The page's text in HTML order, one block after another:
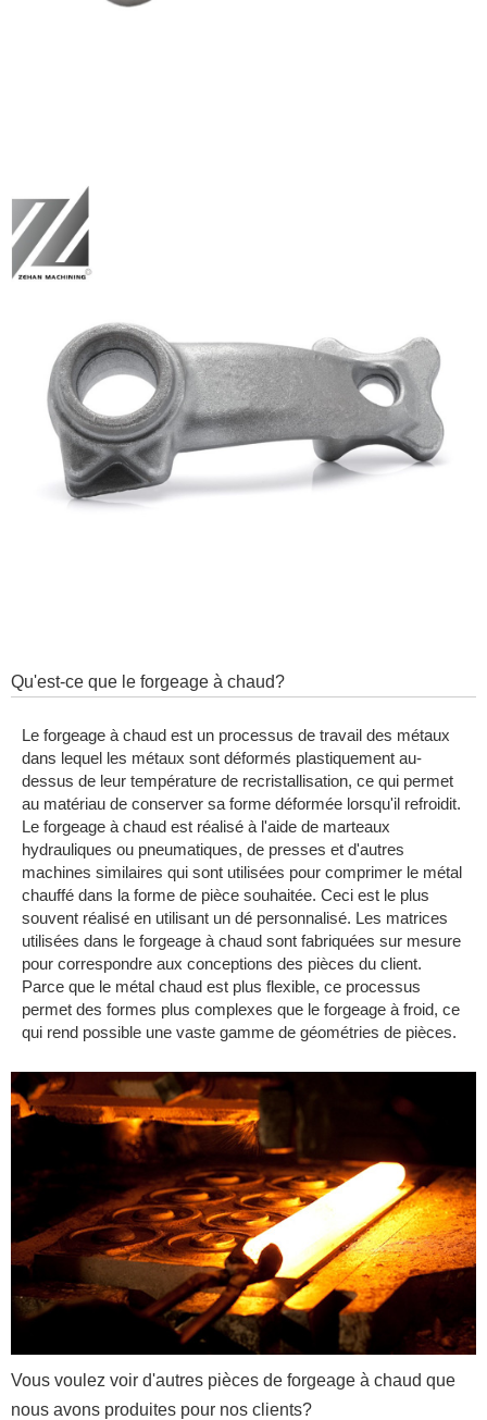
Qu'est-ce que le forgeage à chaud?
Le forgeage à chaud est un processus de travail des métaux
dans lequel les métaux sont déformés plastiquement au-
dessus de leur température de recristallisation, ce qui permet
au matériau de conserver sa forme déformée lorsqu'il refroidit.
Le forgeage à chaud est réalisé à l'aide de marteaux
hydrauliques ou pneumatiques, de presses et d'autres
machines similaires qui sont utilisées pour comprimer le métal
chauffé dans la forme de pièce souhaitée. Ceci est le plus
souvent réalisé en utilisant un dé personnalisé. Les matrices
utilisées dans le forgeage à chaud sont fabriquées sur mesure
pour correspondre aux conceptions des pièces du client.
Parce que le métal chaud est plus flexible, ce processus
permet des formes plus complexes que le forgeage à froid, ce
qui rend possible une vaste gamme de géométries de pièces.
Vous voulez voir d'autres pièces de forgeage à chaud que
nous avons produites pour nos clients?